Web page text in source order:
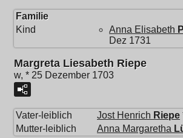
Familie
Kind
Anna Elisabeth
Dez 1731
Margreta Liesabeth Riepe
w, * 25 Dezember 1703
Vater-leiblich Jost Henrich Riepe
Mutter-leiblich
Anna Margaretha